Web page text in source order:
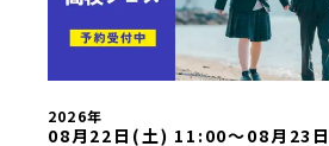
「地元以外の地域の暮らしが気になる
い！」「大自然と生き物が好き！興味
学や将来の可能性をもっとひらきたい
なさんにおすすめ！「おためし地域留
域みらい留学」をプチ体験できるプロ
のひとり旅でも安心！現地でもスタッ
2026年
08月22日(土) 11:00〜08月23